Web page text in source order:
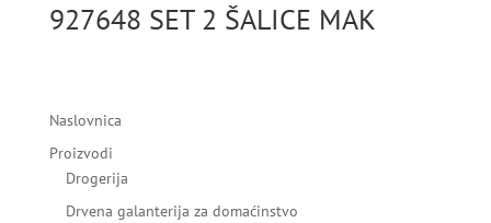
927648 SET 2 ŠALICE MAK
Naslovnica
Proizvodi
Drogerija
Drvena galanterija za domaćinstvo